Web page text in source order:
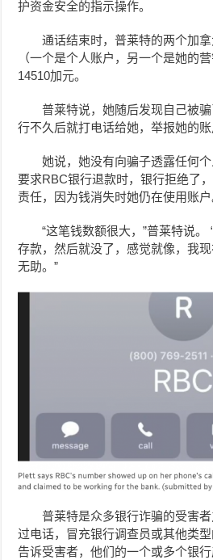
护资金安全的指示操作。
通话结束时，普莱特的两个加
（一个是个人账户，另一个是她的
14510加元。
普莱特说，她随后发现自己被
行不久后就打电话给她，举报她的账
她说，她没有向骗子透露任何
要求RBC银行退款时，银行拒绝了
责任，因为钱消失时她仍在使用账户
“这笔钱数额很大，”普莱特说。
存款，然后就没了，感觉就像，我
无助。”
普莱特是众多银行诈骗的受害
过电话，冒充银行调查员或其他类
告诉受害者，他们的一个或多个银